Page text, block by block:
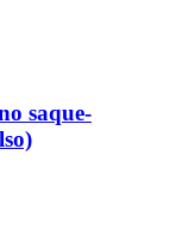
saque-